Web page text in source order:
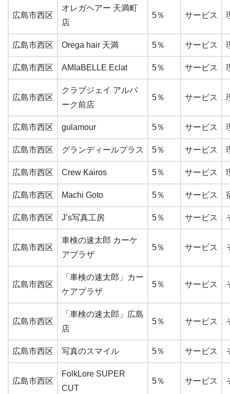
広島市西区
オレガヘアー 天満町
店
5％ サービス
広島市西区 Orega hair 天満 5％ サービス
広島市西区 AMIaBELLE Eclat 5％ サービス
広島市西区
クラブジェイ アルパ
ーク前店
5％ サービス
広島市西区 gulamour 5％ サービス
広島市西区 グランディールプラス 5％ サービス
広島市西区 Crew Kairos 5％ サービス
広島市西区 Machi Goto 5％ サービス
広島市西区 J’s写真工房 5％ サービス
広島市西区
車検の速太郎 カーケ
アプラザ
5％ サービス
広島市西区
「車検の速太郎」カー
ケアプラザ
5％ サービス
広島市西区
「車検の速太郎」広島
店
5％ サービス
広島市西区 写真のスマイル 5％ サービス
広島市西区
FolkLore SUPER
CUT
5％ サービス